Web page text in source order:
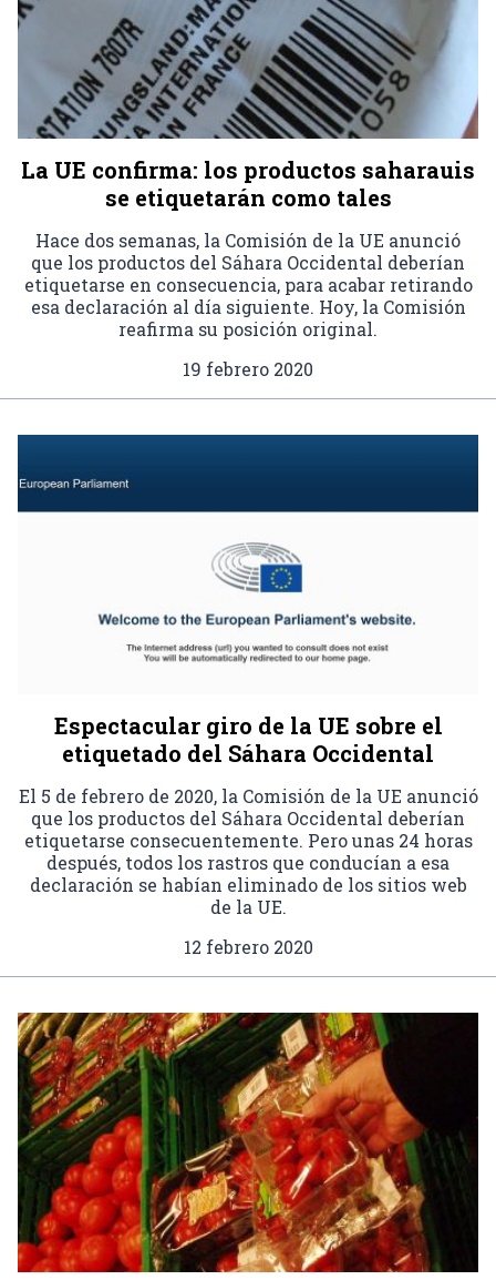
La UE confirma: los productos saharauis
se etiquetarán como tales
Hace dos semanas, la Comisión de la UE anunció
que los productos del Sáhara Occidental deberían
etiquetarse en consecuencia, para acabar retirando
esa declaración al día siguiente. Hoy, la Comisión
reafirma su posición original.
19 febrero 2020
Espectacular giro de la UE sobre el
etiquetado del Sáhara Occidental
El 5 de febrero de 2020, la Comisión de la UE anunció
que los productos del Sáhara Occidental deberían
etiquetarse consecuentemente. Pero unas 24 horas
después, todos los rastros que conducían a esa
declaración se habían eliminado de los sitios web
de la UE.
12 febrero 2020